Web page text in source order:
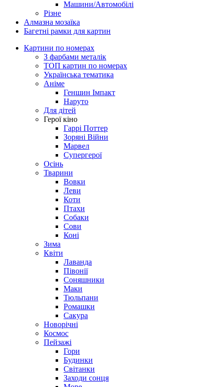
Машини/Автомобілі
Різне
Алмазна мозаїка
Багетні рамки для картин
Картини по номерах
З фарбами металік
ТОП картин по номерах
Українська тематика
Аніме
Геншин Імпакт
Наруто
Для дітей
Герої кіно
Гаррі Поттер
Зоряні Війни
Марвел
Супергерої
Осінь
Тварини
Вовки
Леви
Коти
Птахи
Собаки
Сови
Коні
Зима
Квіти
Лаванда
Півонії
Соняшники
Маки
Тюльпани
Ромашки
Сакура
Новорічні
Космос
Пейзажі
Гори
Будинки
Світанки
Заходи сонця